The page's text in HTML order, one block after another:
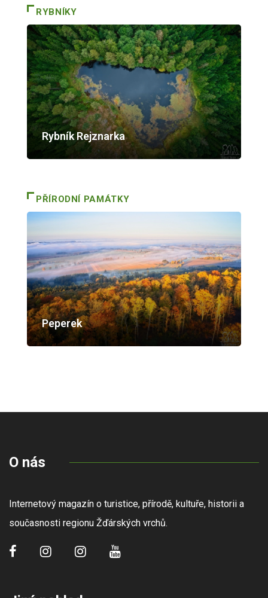
RYBNÍKY
Rybník Rejznarka
PŘÍRODNÍ PAMÁTKY
Peperek
O nás
Internetový magazín o turistice, přírodě, kultuře, historii a
současnosti regionu Žďárských vrchů.